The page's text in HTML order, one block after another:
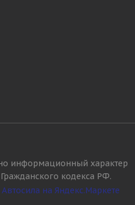
информационный характер
кодекса РФ.